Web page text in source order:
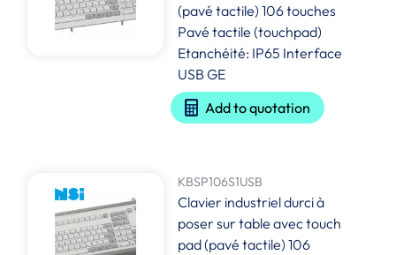
(pavé tactile) 106 touches
Pavé tactile (touchpad)
Etanchéité: IP65 Interface
USB GE
Add to quotation
KBSP106S1USB
Clavier industriel durci à
poser sur table avec touch
pad (pavé tactile) 106